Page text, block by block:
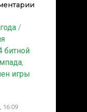
/
битной
,
игры
16:09